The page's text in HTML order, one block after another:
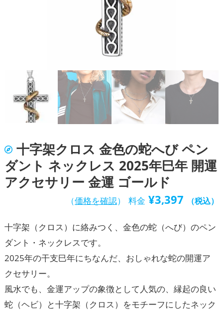
十字架クロス 金色の蛇へび ペン
ダント ネックレス 2025年巳年 開運
アクセサリー 金運 ゴールド
（価格を確認） 料金 ¥3,397 （税込）
十字架（クロス）に絡みつく、金色の蛇（へび）のペン
ダント・ネックレスです。
2025年の干支巳年にちなんだ、おしゃれな蛇の開運ア
クセサリー。
風水でも、金運アップの象徴として人気の、縁起の良い
蛇（ヘビ）と十字架（クロス）をモチーフにしたネック